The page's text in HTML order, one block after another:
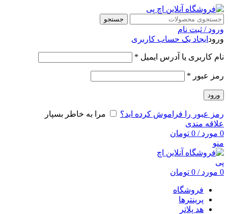
جستجو
ورود / ثبت نام
ورود ایجاد یک حساب کاربری
نام کاربری یا آدرس ایمیل *
رمز عبور *
ورود
رمز عبور را فراموش کرده اید؟
مرا به خاطر بسپار
علاقه مندی
0 مورد /
0 تومان
منو
0 مورد /
0 تومان
فروشگاه
پرینترها
هد پلاتر